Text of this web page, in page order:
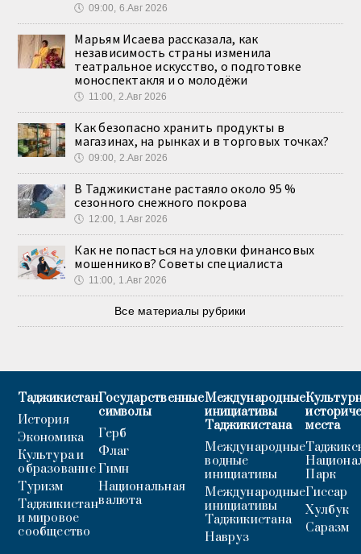
🕔 09:00, 6.Авг 2026
Марьям Исаева рассказала, как
независимость страны изменила
театральное искусство, о подготовке
моноспектакля и о молодёжи
🕔 11:00, 2.Авг 2026
Как безопасно хранить продукты в
магазинах, на рынках и в торговых точках?
🕔 09:00, 2.Авг 2026
В Таджикистане растаяло около 95 %
сезонного снежного покрова
🕔 12:00, 1.Авг 2026
Как не попасться на уловки финансовых
мошенников? Советы специалиста
🕔 11:00, 1.Авг 2026
Все материалы рубрики
Таджикистан
История
Экономика
Культура и
образование
Туризм
Таджикистан
и мировое
сообщество
Государственные
символы
Герб
Флаг
Гимн
Национальная
валюта
Международные
инициативы
Таджикистана
Международные
водные
инициативы
Международные
инициативы
Таджикистана
Навруз
места
Парк
Гиссар
Хулбук
Саразм